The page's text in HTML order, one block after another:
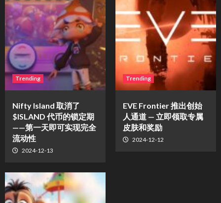
Trending
Nifty Island 取消了
$ISLAND 代币的锁定期
——第一天即可实现完全
流动性
2024-12-13
Trending
EVE Frontier 推出创始
人通道 — 立即领取专属
皮肤和奖励
2024-12-12